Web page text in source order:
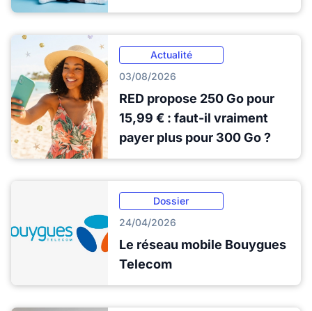
Actualité
03/08/2026
RED propose 250 Go pour
15,99 € : faut-il vraiment
payer plus pour 300 Go ?
Dossier
24/04/2026
Le réseau mobile Bouygues
Telecom